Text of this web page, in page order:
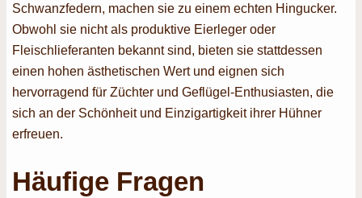
Schwanzfedern, machen sie zu einem echten Hingucker.
Obwohl sie nicht als produktive Eierleger oder
Fleischlieferanten bekannt sind, bieten sie stattdessen
einen hohen ästhetischen Wert und eignen sich
hervorragend für Züchter und Geflügel-Enthusiasten, die
sich an der Schönheit und Einzigartigkeit ihrer Hühner
erfreuen.
Häufige Fragen